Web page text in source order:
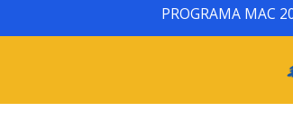
PROGRAMA MAC